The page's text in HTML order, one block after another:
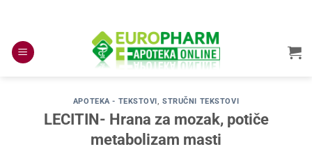
content
APOTEKA - TEKSTOVI,STRUČNI TEKSTOVI
LECITIN- Hrana za mozak, potiče
metabolizam masti